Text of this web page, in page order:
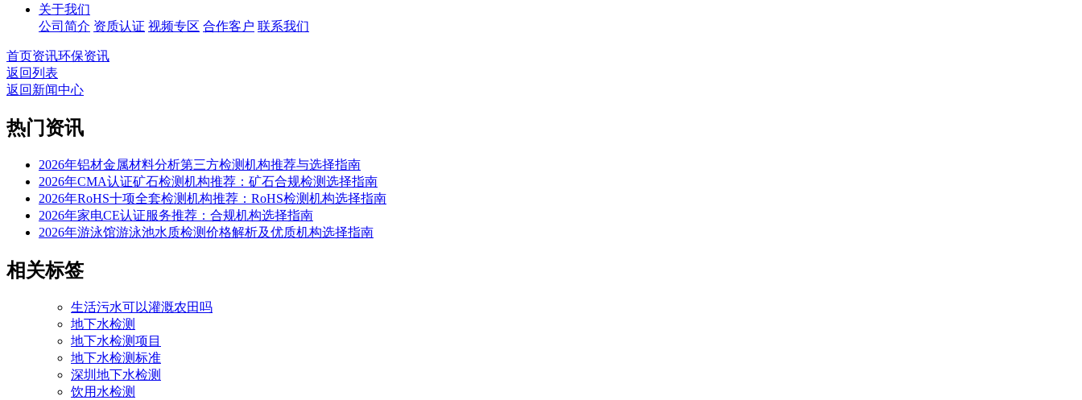
关于我们
公司简介 资质认证 视频专区 合作客户 联系我们
首页资讯环保资讯
返回列表
返回新闻中心
热门资讯
2026年铝材金属材料分析第三方检测机构推荐与选择指南
2026年CMA认证矿石检测机构推荐：矿石合规检测选择指南
2026年RoHS十项全套检测机构推荐：RoHS检测机构选择指南
2026年家电CE认证服务推荐：合规机构选择指南
2026年游泳馆游泳池水质检测价格解析及优质机构选择指南
相关标签
生活污水可以灌溉农田吗
地下水检测
地下水检测项目
地下水检测标准
深圳地下水检测
饮用水检测